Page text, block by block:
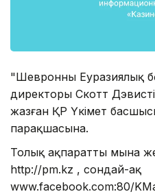
"Шевронның Еуразиялық
директоры Скотт
жазған ҚР Үкімет басшысы
парақшасына.
Толық ақпаратты мына
http://pm.kz , сондай-ақ
www.facebook.com:80/